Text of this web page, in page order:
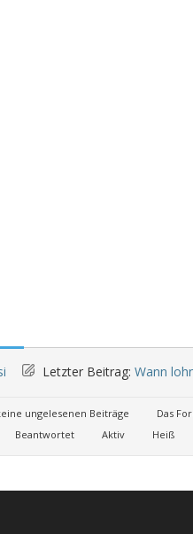
Letzter Beitrag:Wann
ungelesenen Beiträge
Das
Beantwortet Aktiv Heiß